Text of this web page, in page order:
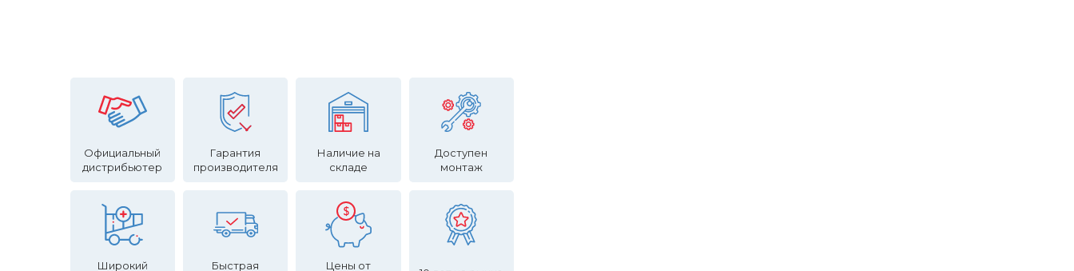
Официальный
дистрибьютер
Гарантия
производителя
Наличие на
складе
Доступен
монтаж
Широкий
Быстрая
Цены от